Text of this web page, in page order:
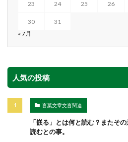
23 24 25 26
30
31
« 7月
人気の投稿
言葉文章文言関連
「嵌る」とは何と読む？またそ
読むとの事。